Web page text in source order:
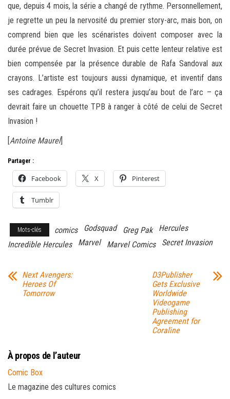
que, depuis 4 mois, la série a changé de rythme. Personnellement,
je regrette un peu la nervosité du premier story-arc, mais bon, on
comprend bien que les scénaristes doivent composer avec la
durée prévue de Secret Invasion. Et puis cette lenteur relative est
bien compensée par la présence durable de Rafa Sandoval aux
crayons. L’artiste est toujours aussi dynamique, et inventif dans
ses cadrages. Espérons qu’il restera jusqu’au bout de l’arc – ça
devrait faire un chouette TPB à ranger à côté de celui de Secret
Invasion !
[Antoine Maurel]
Partager :
Facebook X Pinterest
Tumblr
Mots-clés comics Godsquad Greg Pak
Hercules
Incredible Hercules
Marvel Marvel Comics Secret Invasion
Next Avengers:
Heroes Of
Tomorrow
D3Publisher
Gets Exclusive
Worldwide
Videogame
Publishing
Agreement for
Coraline
À propos de l’auteur
Comic Box
Le magazine des cultures comics